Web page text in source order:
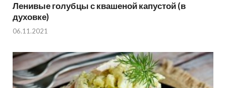
Ленивые голубцы с квашеной капустой (в
духовке)
06.11.2021